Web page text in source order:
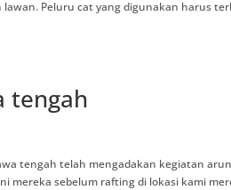
Peluru cat yang digunakan harus
tengah
tengah telah mengadakan kegiatan
mereka sebelum rafting di lokasi kami